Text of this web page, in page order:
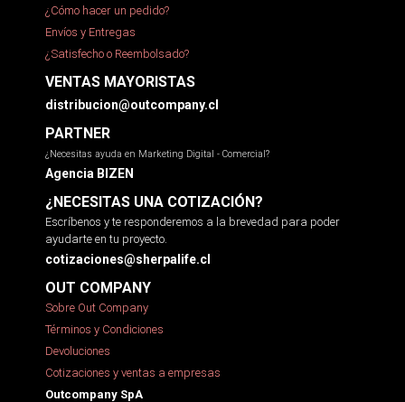
¿Cómo hacer un pedido?
Envíos y Entregas
¿Satisfecho o Reembolsado?
VENTAS MAYORISTAS
distribucion@outcompany.cl
PARTNER
¿Necesitas ayuda en Marketing Digital - Comercial?
Agencia BIZEN
¿NECESITAS UNA COTIZACIÓN?
Escríbenos y te responderemos a la brevedad para poder
ayudarte en tu proyecto.
cotizaciones@sherpalife.cl
OUT COMPANY
Sobre Out Company
Términos y Condiciones
Devoluciones
Cotizaciones y ventas a empresas
Outcompany SpA